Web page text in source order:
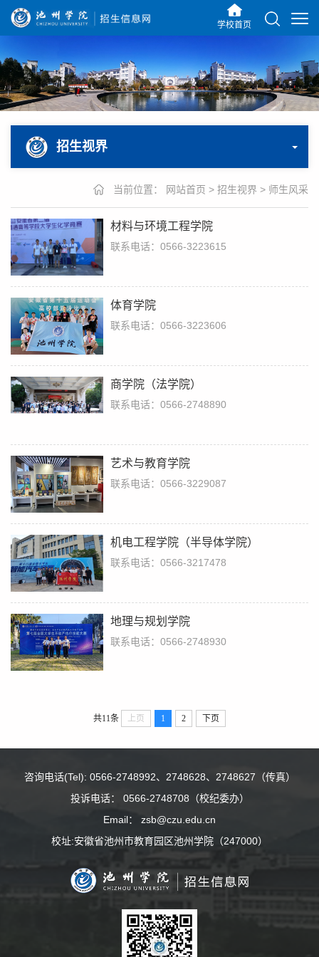
学校首页
招生视界
当前位置： 网站首页 > 招生视界 > 师生风采
材料与环境工程学院
联系电话：0566-3223615
体育学院
联系电话：0566-3223606
商学院（法学院）
联系电话：0566-2748890
艺术与教育学院
联系电话：0566-3229087
机电工程学院（半导体学院）
联系电话：0566-3217478
地理与规划学院
联系电话：0566-2748930
共11条 上页 1 2 下页
咨询电话(Tel): 0566-2748992、2748628、2748627（传真）
投诉电话： 0566-2748708（校纪委办）
Email： zsb@czu.edu.cn
校址:安徽省池州市教育园区池州学院（247000）